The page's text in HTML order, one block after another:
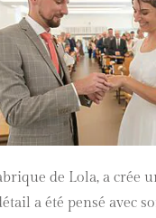
de Lola, a crée
a été pensé avec